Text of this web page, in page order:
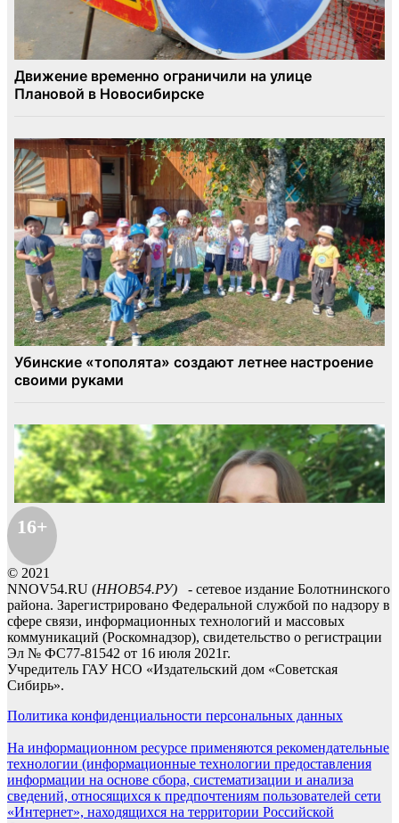
16+
© 2021
NNOV54.RU (ННОВ54.РУ) - сетевое издание Болотнинского
района. Зарегистрировано Федеральной службой по надзору в
сфере связи, информационных технологий и массовых
коммуникаций (Роскомнадзор), свидетельство о регистрации
Эл № ФС77-81542 от 16 июля 2021г.
Учредитель ГАУ НСО «Издательский дом «Советская
Сибирь».
Политика конфиденциальности персональных данных
На информационном ресурсе применяются рекомендательные
технологии (информационные технологии предоставления
информации на основе сбора, систематизации и анализа
сведений, относящихся к предпочтениям пользователей сети
«Интернет», находящихся на территории Российской